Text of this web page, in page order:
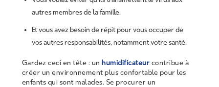
autres membres de la famille.
Et vous avez besoin de répit pour vous occuper de
vos autres responsabilités, notamment votre santé.
Gardez ceci en tête : un humidificateur contribue à
créer un environnement plus confortable pour les
enfants qui sont malades. Se procurer un